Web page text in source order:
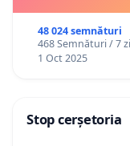
48 024 semnături
468 Semnături / 7
1 Oct 2025
Stop cerșetoria